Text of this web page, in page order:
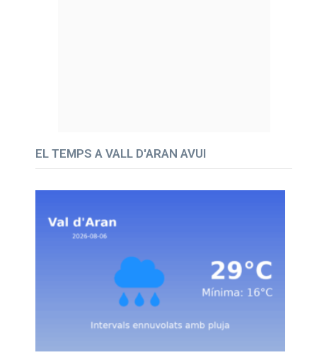
EL TEMPS A VALL D'ARAN AVUI